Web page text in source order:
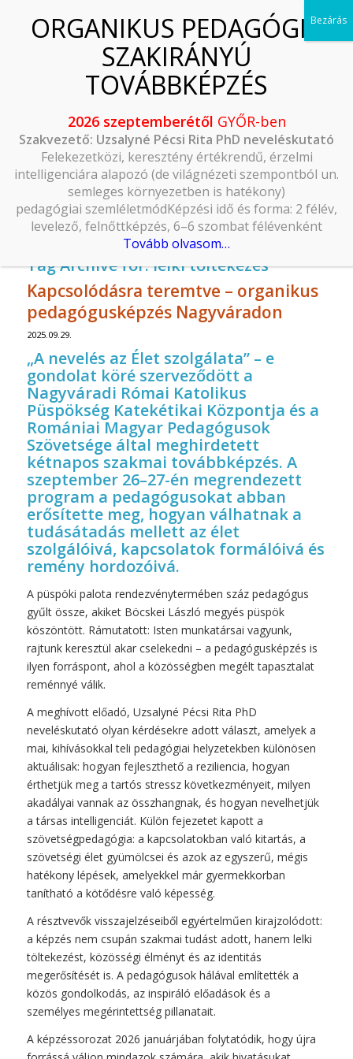
Tag Archive for:lelki töltekezés
Kapcsolódásra teremtve – organikus
pedagógusképzés Nagyváradon
2025.09.29.
„A nevelés az Élet szolgálata” – e
gondolat köré szerveződött a
Nagyváradi Római Katolikus
Püspökség Katekétikai Központja és a
Romániai Magyar Pedagógusok
Szövetsége által meghirdetett
kétnapos szakmai továbbképzés. A
szeptember 26–27-én megrendezett
program a pedagógusokat abban
erősítette meg, hogyan válhatnak a
tudásátadás mellett az élet
szolgálóivá, kapcsolatok formálóivá és
remény hordozóivá.
A püspöki palota rendezvénytermében száz pedagógus
gyűlt össze, akiket Böcskei László megyés püspök
köszöntött. Rámutatott: Isten munkatársai vagyunk,
rajtunk keresztül akar cselekedni – a pedagógusképzés is
ilyen forráspont, ahol a közösségben megélt tapasztalat
reménnyé válik.
A meghívott előadó, Uzsalyné Pécsi Rita PhD
neveléskutató olyan kérdésekre adott választ, amelyek a
mai, kihívásokkal teli pedagógiai helyzetekben különösen
aktuálisak: hogyan fejleszthető a reziliencia, hogyan
érthetjük meg a tartós stressz következményeit, milyen
akadályai vannak az összhangnak, és hogyan nevelhetjük
a társas intelligenciát. Külön fejezetet kapott a
szövetségpedagógia: a kapcsolatokban való kitartás, a
szövetségi élet gyümölcsei és azok az egyszerű, mégis
hatékony lépések, amelyekkel már gyermekkorban
tanítható a kötődésre való képesség.
A résztvevők visszajelzéseiből egyértelműen kirajzolódott:
a képzés nem csupán szakmai tudást adott, hanem lelki
töltekezést, közösségi élményt és az identitás
megerősítését is. A pedagógusok hálával említették a
közös gondolkodás, az inspiráló előadások és a
személyes megérintettség pillanatait.
A képzéssorozat 2026 januárjában folytatódik, hogy újra
2026 szeptemberétől GYŐR-ben
Szakvezető: Uzsalyné Pécsi Rita PhD neveléskutató
Felekezetközi, keresztény értékrendű, érzelmi
intelligenciára alapozó (de világnézeti szempontból un.
semleges környezetben is hatékony)
pedagógiai szemléletmódKépzési idő és forma: 2 félév,
levelező, felnőttképzés, 6–6 szombat félévenként
Tovább olvasom…